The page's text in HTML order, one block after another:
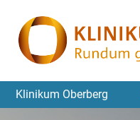
Klinikum Oberberg